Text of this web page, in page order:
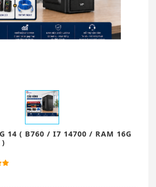
14 ( B760 / I7 14700 / RAM 16G
)